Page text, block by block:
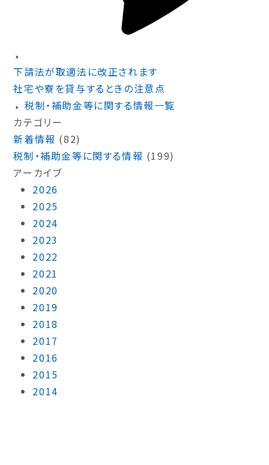
下請法が取適法に改正されます
社宅や寮を貸与するときの注意点
税制・補助金等に関する情報一覧
カテゴリー
新着情報 (82)
税制・補助金等に関する情報 (199)
アーカイブ
2026
2025
2024
2023
2022
2021
2020
2019
2018
2017
2016
2015
2014